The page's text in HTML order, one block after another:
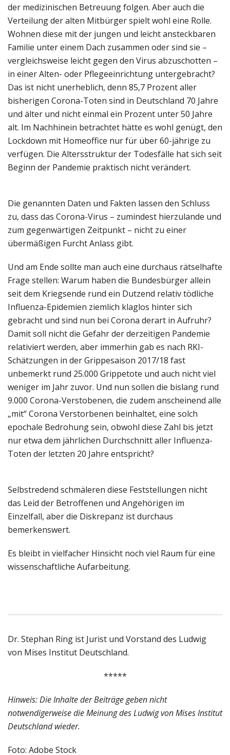
der medizinischen Betreuung folgen. Aber auch die
Verteilung der alten Mitbürger spielt wohl eine Rolle.
Wohnen diese mit der jungen und leicht ansteckbaren
Familie unter einem Dach zusammen oder sind sie –
vergleichsweise leicht gegen den Virus abzuschotten –
in einer Alten- oder Pflegeeinrichtung untergebracht?
Das ist nicht unerheblich, denn 85,7 Prozent aller
bisherigen Corona-Toten sind in Deutschland 70 Jahre
und älter und nicht einmal ein Prozent unter 50 Jahre
alt. Im Nachhinein betrachtet hätte es wohl genügt, den
Lockdown mit Homeoffice nur für über 60-jährige zu
verfügen. Die Altersstruktur der Todesfälle hat sich seit
Beginn der Pandemie praktisch nicht verändert.
Die genannten Daten und Fakten lassen den Schluss
zu, dass das Corona-Virus – zumindest hierzulande und
zum gegenwärtigen Zeitpunkt – nicht zu einer
übermäßigen Furcht Anlass gibt.
Und am Ende sollte man auch eine durchaus rätselhafte
Frage stellen: Warum haben die Bundesbürger allein
seit dem Kriegsende rund ein Dutzend relativ tödliche
Influenza-Epidemien ziemlich klaglos hinter sich
gebracht und sind nun bei Corona derart in Aufruhr?
Damit soll nicht die Gefahr der derzeitigen Pandemie
relativiert werden, aber immerhin gab es nach RKI-
Schätzungen in der Grippesaison 2017/18 fast
unbemerkt rund 25.000 Grippetote und auch nicht viel
weniger im Jahr zuvor. Und nun sollen die bislang rund
9.000 Corona-Verstobenen, die zudem anscheinend alle
„mit“ Corona Verstorbenen beinhaltet, eine solch
epochale Bedrohung sein, obwohl diese Zahl bis jetzt
nur etwa dem jährlichen Durchschnitt aller Influenza-
Toten der letzten 20 Jahre entspricht?
Selbstredend schmäleren diese Feststellungen nicht
das Leid der Betroffenen und Angehörigen im
Einzelfall, aber die Diskrepanz ist durchaus
bemerkenswert.
Es bleibt in vielfacher Hinsicht noch viel Raum für eine
wissenschaftliche Aufarbeitung.
Dr. Stephan Ring ist Jurist und Vorstand des Ludwig
von Mises Institut Deutschland.
*****
Hinweis: Die Inhalte der Beiträge geben nicht
notwendigerweise die Meinung des Ludwig von Mises Institut
Deutschland wieder.
Foto: Adobe Stock